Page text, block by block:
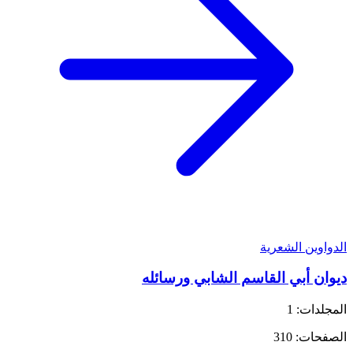
الدواوين الشعرية
ديوان أبي القاسم الشابي ورسائله
المجلدات: 1
الصفحات: 310